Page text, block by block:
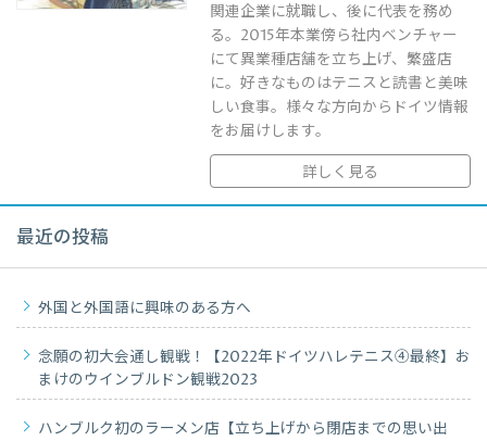
関連企業に就職し、後に代表を務め
る。2015年本業傍ら社内ベンチャー
にて異業種店舗を立ち上げ、繁盛店
に。好きなものはテニスと読書と美味
しい食事。様々な方向からドイツ情報
をお届けします。
詳しく見る
最近の投稿
外国と外国語に興味のある方へ
念願の初大会通し観戦！【2022年ドイツハレテニス④最終】お
まけのウインブルドン観戦2023
ハンブルク初のラーメン店【立ち上げから閉店までの思い出